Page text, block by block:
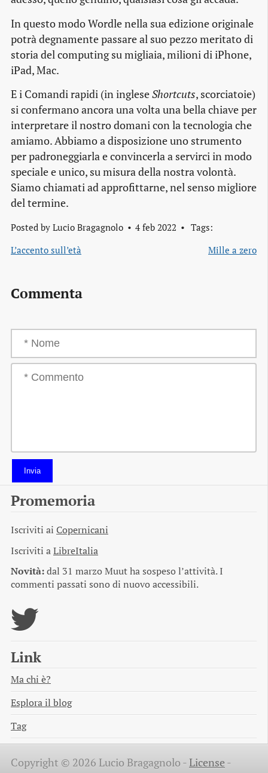
In questo modo Wordle nella sua edizione originale
potrà degnamente passare al suo pezzo meritato di
storia del computing su migliaia, milioni di iPhone,
iPad, Mac.
E i Comandi rapidi (in ingleseShortcuts, scorciatoie)
si confermano ancora una volta una bella chiave per
interpretare il nostro domani con la tecnologia che
amiamo. Abbiamo a disposizione uno strumento
per padroneggiarla e convincerla a servirci in modo
speciale e unico, su misura della nostra volontà.
Siamo chiamati ad approfittarne, nel senso migliore
del termine.
Posted by Lucio Bragagnolo 4 feb 2022
Tags:
L’accento sull’età
Mille a zero
Commenta
Invia
Promemoria
Iscriviti ai Copernicani
Iscriviti aLibreItalia
Novità:dal 31 marzo Muut ha sospeso l’attività. I
commenti passati sono di nuovo accessibili.
Link
Ma chi è?
Esplora il blog
Tag
Copyright © 2026 Lucio Bragagnolo -License -